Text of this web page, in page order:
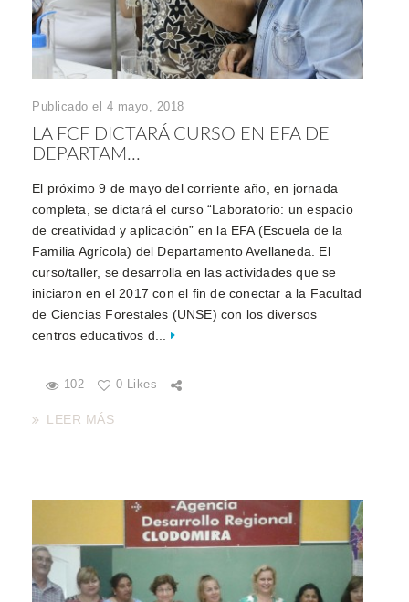
Publicado el 4 mayo, 2018
LA FCF DICTARÁ CURSO EN EFA DE
DEPARTAM...
El próximo 9 de mayo del corriente año, en jornada
completa, se dictará el curso “Laboratorio: un espacio
de creatividad y aplicación” en la EFA (Escuela de la
Familia Agrícola) del Departamento Avellaneda. El
curso/taller, se desarrolla en las actividades que se
iniciaron en el 2017 con el fin de conectar a la Facultad
de Ciencias Forestales (UNSE) con los diversos
centros educativos d...
102 0 Likes
LEER MÁS